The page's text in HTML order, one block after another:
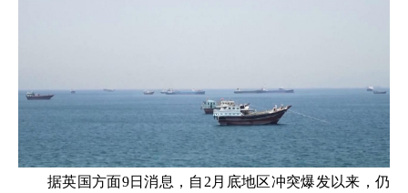
据英国方面9日消息，自2月底地区冲突爆发以来，仍